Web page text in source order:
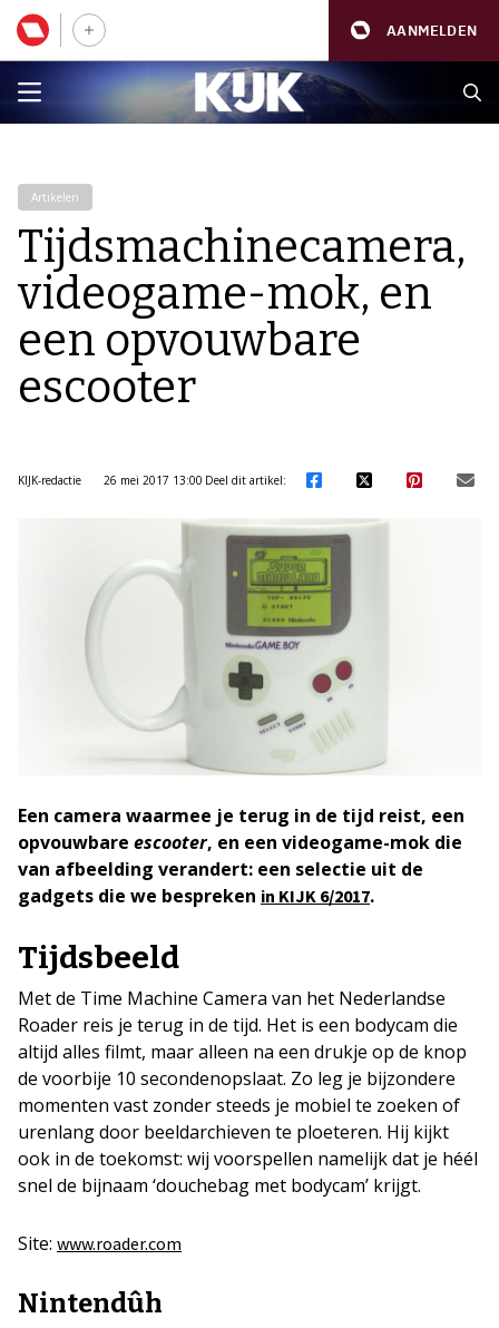
AANMELDEN
Artikelen
Tijdsmachinecamera,
videogame-mok, en
een opvouwbare
escooter
KIJK-redactie 26 mei 2017 13:00 Deel dit artikel:
Een camera waarmee je terug in de tijd reist, een
opvouwbare escooter, en een videogame-mok die
van afbeelding verandert: een selectie uit de
gadgets die we bespreken in KIJK 6/2017.
Tijdsbeeld
Met de Time Machine Camera van het Nederlandse
Roader reis je terug in de tijd. Het is een bodycam die
altijd alles filmt, maar alleen na een drukje op de knop
de voorbije 10 secondenopslaat. Zo leg je bijzondere
momenten vast zonder steeds je mobiel te zoeken of
urenlang door beeldarchieven te ploeteren. Hij kijkt
ook in de toekomst: wij voorspellen namelijk dat je héél
snel de bijnaam ‘douchebag met bodycam’ krijgt.
Site: www.roader.com
Nintendûh